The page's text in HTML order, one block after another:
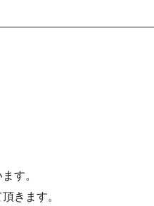
す。
きます。